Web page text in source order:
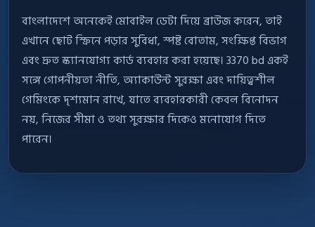
বাংলাদেশে অনেকেই মোবাইল ডেটা দিয়ে ব্রাউজ করেন, তাই
এখানে ছোট স্ক্রিনে পড়ার সুবিধা, স্পষ্ট বোতাম, সংক্ষিপ্ত বিভাগ
এবং দ্রুত স্ক্যানযোগ্য কার্ড ব্যবহার করা হয়েছে। 3370 bd একই
সঙ্গে গোপনীয়তা নীতি, অ্যাকাউন্ট সুরক্ষা এবং দায়িত্বশীল
গেমিংকে দৃশ্যমান রাখে, যাতে ব্যবহারকারী কেবল বিনোদন
নয়, নিজের সীমা ও তথ্য সুরক্ষার দিকেও মনোযোগ দিতে
পারেন।